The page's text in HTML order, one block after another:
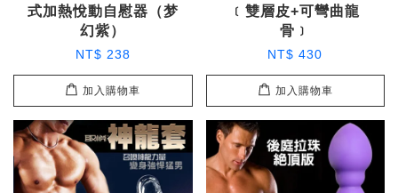
式加熱悅動自慰器（梦
幻紫）
NT$ 238
加入購物車
﹝雙層皮+可彎曲龍
骨﹞
NT$ 430
加入購物車